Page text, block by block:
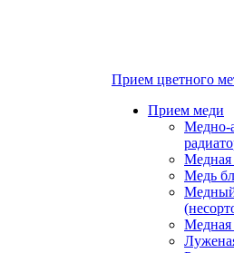
Прием цветного
Прием меди
Медно-
Медная
Медь
Медная